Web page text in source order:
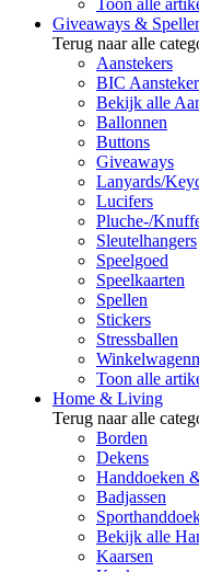
Toon alle
Giveaways &
Terug naar alle
Aanstekers
BIC
Bekijk alle
Ballonnen
Buttons
Giveaways
Lanyards/
Lucifers
Pluche-/
Sleutelhangers
Speelgoed
Speelkaarten
Spellen
Stickers
Stressballen
Toon alle
Home & Living
Terug naar alle
Borden
Dekens
Handdoeken
Badjassen
Bekijk alle
Kaarsen